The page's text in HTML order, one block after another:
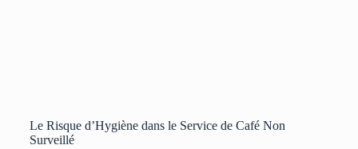
Le Risque d’Hygiène dans le Service de Café Non
Surveillé